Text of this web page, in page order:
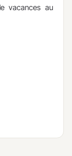
vacances au